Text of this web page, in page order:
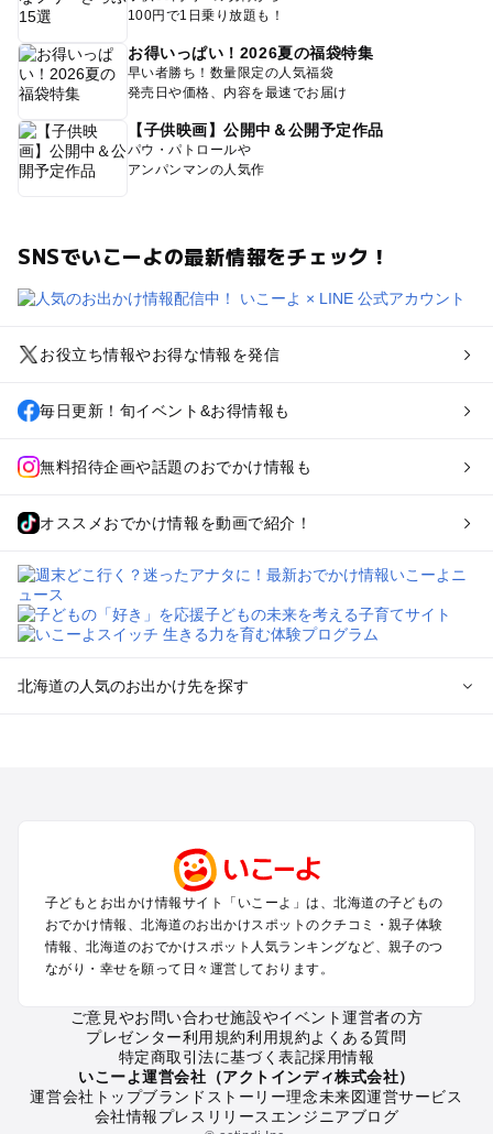
100円で1日乗り放題も！
お得いっぱい！2026夏の福袋特集
早い者勝ち！数量限定の人気福袋
発売日や価格、内容を最速でお届け
【子供映画】公開中＆公開予定作品
パウ・パトロールや
アンパンマンの人気作
SNSでいこーよの最新情報をチェック！
お役立ち情報やお得な情報を発信
毎日更新！旬イベント&お得情報も
無料招待企画や話題のおでかけ情報も
オススメおでかけ情報を動画で紹介！
北海道の人気のお出かけ先を探す
函館・湯の川温泉・大沼・松前のプールお出かけ
帯広・十勝・サホロ・狩勝高原のプールお出かけ
千歳・石狩・空知・美唄のプールお出かけ
小樽・積丹・キロロのプールお出かけ
富良野・美瑛・トマム・占冠のプールお出かけ
知床・ウトロ・羅臼・網走・北見のプールお出かけ
釧路・阿寒・屈斜路・川湯・根室のプールお出かけ
えりも・日高・新冠のプールお出かけ
稚内・宗谷岬・留萌のプールお出かけ
離島（利尻・礼文・天売・焼尻）のプールお出かけ
子どもとお出かけ情報サイト「いこーよ」は、北海道の子どもの
おでかけ情報、北海道のお出かけスポットのクチコミ・親子体験
情報、北海道のおでかけスポット人気ランキングなど、親子のつ
ながり・幸せを願って日々運営しております。
ご意見やお問い合わせ施設やイベント運営者の方
プレゼンター利用規約利用規約よくある質問
特定商取引法に基づく表記採用情報
いこーよ運営会社（アクトインディ株式会社）
運営会社トップブランドストーリー理念未来図運営サービス
会社情報プレスリリース エンジニアブログ